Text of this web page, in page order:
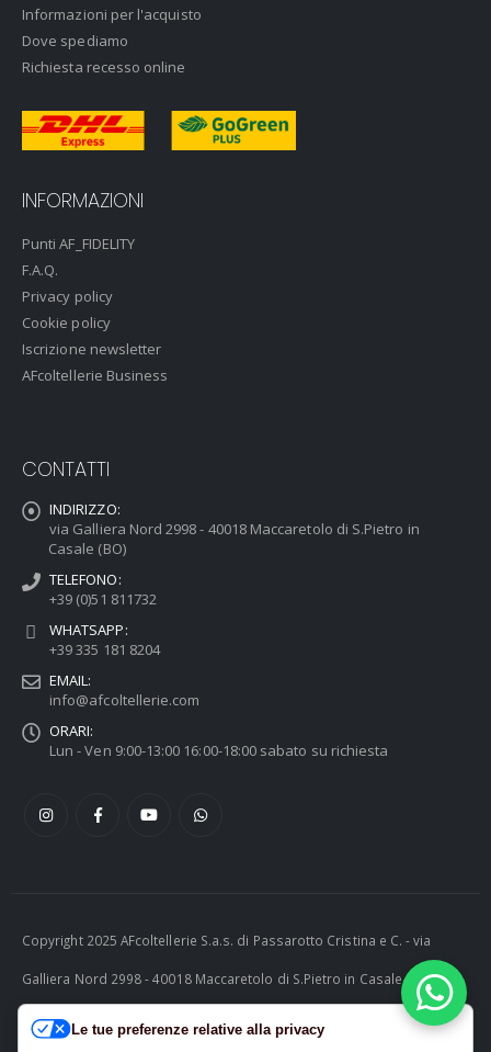
Informazioni per l'acquisto
Dove spediamo
Richiesta recesso online
INFORMAZIONI
Punti AF_FIDELITY
F.A.Q.
Privacy policy
Cookie policy
Iscrizione newsletter
AFcoltellerie Business
CONTATTI
INDIRIZZO:
via Galliera Nord 2998 - 40018 Maccaretolo di S.Pietro in
Casale (BO)
TELEFONO:
+39 (0)51 811732
WHATSAPP:
+39 335 181 8204
EMAIL:
info@afcoltellerie.com
ORARI:
Lun - Ven 9:00-13:00 16:00-18:00 sabato su richiesta
Copyright 2025 AFcoltellerie S.a.s. di Passarotto Cristina e C. - via
Galliera Nord 2998 - 40018 Maccaretolo di S.Pietro in Casale (BO) -
ITALY P.I. 04230081202 | tel. +39 051 811732 | e-mail:
Le tue preferenze relative alla privacy